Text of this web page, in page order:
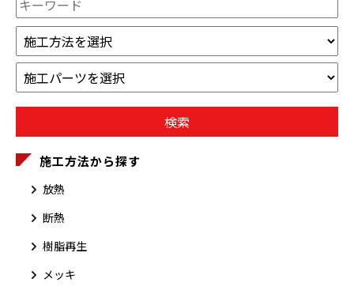
施工方法から探す
放熱
断熱
樹脂再生
メッキ